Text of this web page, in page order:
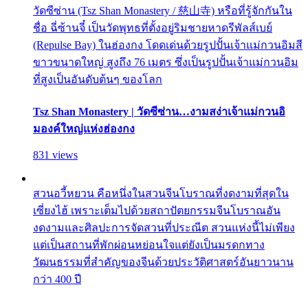
วัดซีซ่าน (Tsz Shan Monastery / 慈山寺) หรือที่รู้จักกันใน
ชื่อ ฉี่ซ้านจี๋ เป็นวัดพุทธที่ตั้งอยู่ริมชายหาดรีพัลส์เบย์
(Repulse Bay) ในฮ่องกง โดดเด่นด้วยรูปปั้นเจ้าแม่กวนอิมสี
ขาวขนาดใหญ่ สูงถึง 76 เมตร ซึ่งเป็นรูปปั้นเจ้าแม่กวนอิม
ที่สูงเป็นอันดับต้นๆ ของโลก
Tsz Shan Monastery | วัดซีซ่าน…งามสง่าเจ้าแม่กวนอิ
มองค์ใหญ่แห่งฮ่องกง
831 views
สวนอวี้หยวน คือหนึ่งในสวนจีนโบราณที่งดงามที่สุดใน
เซี่ยงไฮ้ เพราะเต็มไปด้วยสถาปัตยกรรมจีนโบราณอัน
งดงามและศิลปะการจัดสวนที่ประณีต สวนแห่งนี้ไม่เพียง
แต่เป็นสถานที่พักผ่อนหย่อนใจแต่ยังเป็นมรดกทาง
วัฒนธรรมที่สำคัญของจีนด้วยประวัติศาสตร์อันยาวนาน
กว่า 400 ปี